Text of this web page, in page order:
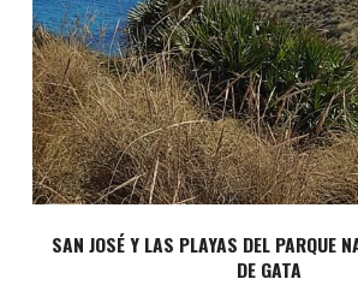
SAN JOSÉ Y LAS PLAYAS DEL PARQUE
DE GATA